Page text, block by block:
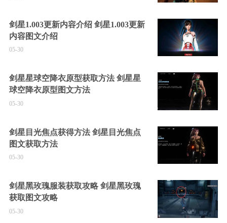
剑星1.003更新内容介绍 剑星1.003更新
内容图文介绍
05-30
剑星星球空降衣原型获取方法 剑星星
球空降衣原型图文方法
05-30
剑星目光焦点获得方法 剑星目光焦点
图文获取方法
05-30
剑星黑玫瑰服装获取攻略 剑星黑玫瑰
获取图文攻略
05-30